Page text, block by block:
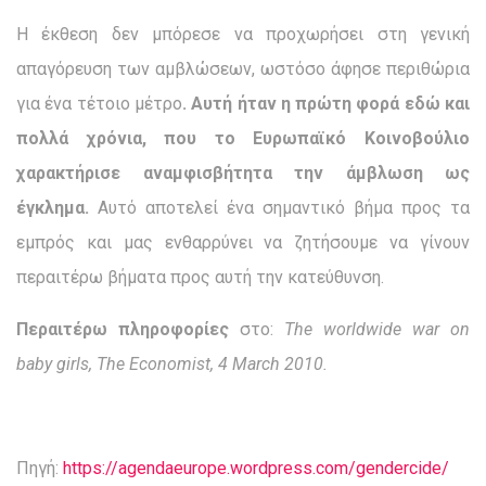
Η έκθεση δεν μπόρεσε να προχωρήσει στη γενική
απαγόρευση των αμβλώσεων, ωστόσο άφησε περιθώρια
για ένα τέτοιο μέτρο. Αυτή ήταν η πρώτη φορά εδώ και
πολλά χρόνια, που το Ευρωπαϊκό Κοινοβούλιο
χαρακτήρισε αναμφισβήτητα την άμβλωση ως
έγκλημα. Αυτό αποτελεί ένα σημαντικό βήμα προς τα
εμπρός και μας ενθαρρύνει να ζητήσουμε να γίνουν
περαιτέρω βήματα προς αυτή την κατεύθυνση.
Περαιτέρω πληροφορίες στο: The worldwide war on
baby girls, The Economist, 4 March 2010.
Πηγή: https://agendaeurope.wordpress.com/gendercide/